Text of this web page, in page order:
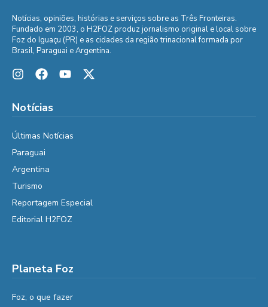
Notícias, opiniões, histórias e serviços sobre as Três Fronteiras.
Fundado em 2003, o H2FOZ produz jornalismo original e local sobre
Foz do Iguaçu (PR) e as cidades da região trinacional formada por
Brasil, Paraguai e Argentina.
Notícias
Últimas Notícias
Paraguai
Argentina
Turismo
Reportagem Especial
Editorial H2FOZ
Planeta Foz
Foz, o que fazer